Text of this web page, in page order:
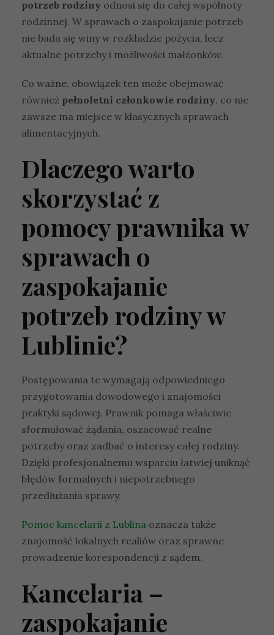
potrzeb rodziny odnosi się do całej wspólnoty
rodzinnej. W sprawach o zaspokajanie potrzeb
nie bada się winy w rozkładzie pożycia, lecz
aktualne potrzeby i możliwości małżonków.
Co ważne, obowiązek ten może obejmować
również pełnoletni członkowie rodziny, co nie
zawsze ma miejsce w klasycznych sprawach
alimentacyjnych.
Dlaczego warto
skorzystać z
pomocy prawnika w
sprawach o
zaspokajanie
potrzeb rodziny w
Lublinie?
Postępowania te wymagają odpowiedniego
przygotowania dowodowego i znajomości
praktyki sądowej. Prawnik pomaga właściwie
sformułować żądania, oszacować realne
potrzeby oraz zadbać o interesy całej rodziny.
Dzięki profesjonalnemu wsparciu łatwiej uniknąć
błędów formalnych i niepotrzebnego
przedłużania sprawy.
Pomoc kancelarii z Lublina oznacza także
znajomość lokalnych realiów oraz sprawne
prowadzenie korespondencji z sądem.
Kancelaria –
zaspokajanie